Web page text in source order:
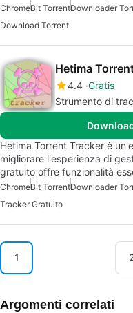
ChromeBit TorrentDownloader
Download Torrent
Hetima
4.4 Gratis
Strumento di
Hetima Torrent Tracker è
migliorare l'esperienza di
gratuito offre funzionalità
ChromeBit TorrentDownloader
Tracker Gratuito
1
Argomenti correlati